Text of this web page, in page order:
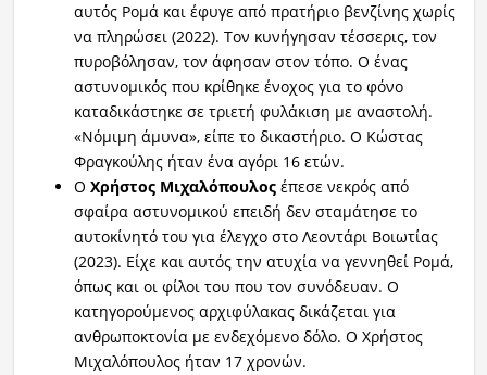
αυτός Ρομά και έφυγε από πρατήριο βενζίνης χωρίς
να πληρώσει (2022). Τον κυνήγησαν τέσσερις, τον
πυροβόλησαν, τον άφησαν στον τόπο. Ο ένας
αστυνομικός που κρίθηκε ένοχος για το φόνο
καταδικάστηκε σε τριετή φυλάκιση με αναστολή.
«Νόμιμη άμυνα», είπε το δικαστήριο. Ο Κώστας
Φραγκούλης ήταν ένα αγόρι 16 ετών.
Ο Χρήστος Μιχαλόπουλοςέπεσε νεκρός από
σφαίρα αστυνομικού επειδή δεν σταμάτησε το
αυτοκίνητό του για έλεγχο στο Λεοντάρι Βοιωτίας
(2023). Είχε και αυτός την ατυχία να γεννηθεί Ρομά,
όπως και οι φίλοι του που τον συνόδευαν. Ο
κατηγορούμενος αρχιφύλακας δικάζεται για
ανθρωποκτονία με ενδεχόμενο δόλο. Ο Χρήστος
Μιχαλόπουλος ήταν 17 χρονών.